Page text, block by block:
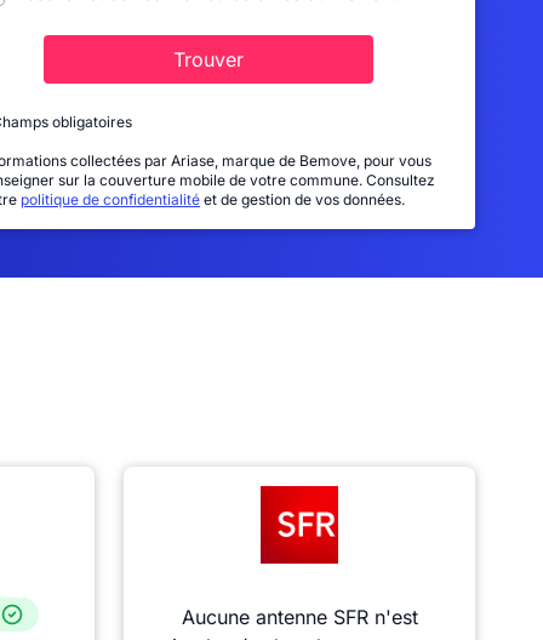
Trouver
obligatoires
collectées par Ariase, marque de Bemove, pour vous
sur la couverture mobile de votre commune. Consultez
politique de confidentialité et de gestion de vos données.
Aucune antenne SFR n'est